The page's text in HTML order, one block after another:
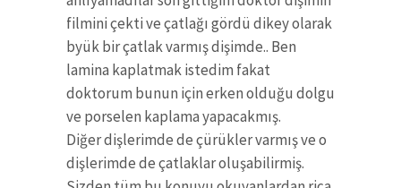
filmini çekti ve çatlağı gördü dikey olarak
byük bir çatlak varmış dişimde.. Ben
lamina kaplatmak istedim fakat
doktorum bunun için erken olduğu dolgu
ve porselen kaplama yapacakmış.
Diğer dişlerimde de çürükler varmış ve o
dişlerimde de çatlaklar oluşabilirmiş.